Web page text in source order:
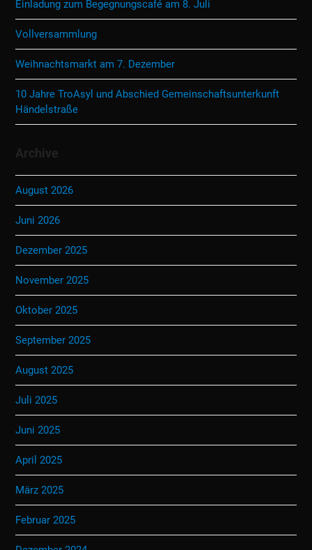
Einladung zum Begegnungscafé am 8. Juli
Vollversammlung
Weihnachtsmarkt am 7. Dezember
10 Jahre TroAsyl und Abschied Gemeinschaftsunterkunft
Händelstraße
Archive
August 2026
Juni 2026
Dezember 2025
November 2025
Oktober 2025
September 2025
August 2025
Juli 2025
Juni 2025
April 2025
März 2025
Februar 2025